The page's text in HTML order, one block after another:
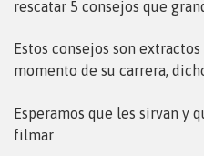
rescatar 5 consejos que
Estos consejos son
momento de su carrera,
Esperamos que les sirvan y
filmar